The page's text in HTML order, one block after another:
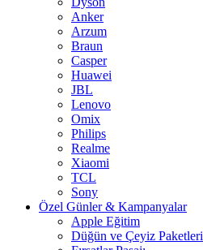
Anker
Arzum
Braun
Casper
Huawei
JBL
Lenovo
Omix
Philips
Realme
Xiaomi
TCL
Sony
Özel Günler & Kampanyalar
Apple Eğitim
Düğün ve Çeyiz Paketleri